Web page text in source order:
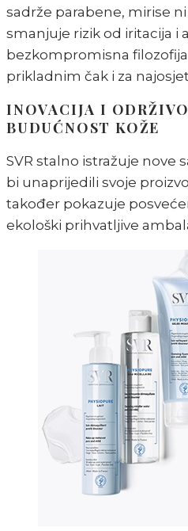
sadrže parabene, mirise
smanjuje rizik od iritacija i
bezkompromisna filozofija
prikladnim čak i za
INOVACIJA I
BUDUĆNOST KOŽE
SVR stalno istražuje nove
bi unaprijedili svoje
također pokazuje
ekološki prihvatljive